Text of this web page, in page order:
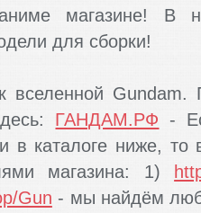
магазине! В
для сборки!
вселенной
ГАНДАМ.РФ -
в каталоге ниже,
магазина: 1)
Gun - мы найдём